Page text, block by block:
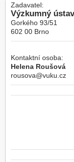
Zadavatel:
Výzkumný
Gorkého 93/51
602 00 Brno
Kontaktní osoba:
Helena Roušová
rousova@vuku.cz